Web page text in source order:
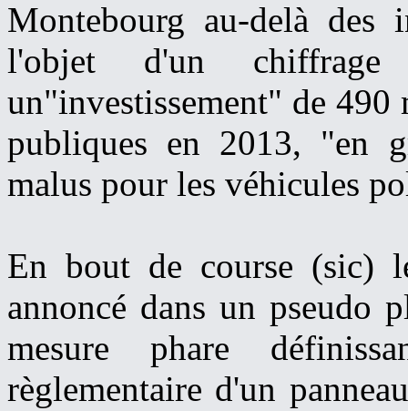
Montebourg au-delà des
l'objet d'un
un"investissement" de
publiques en 2013, "en
malus pour les véhicules
En bout de course (sic)
annoncé dans un pseudo
mesure phare
règlementaire d'un